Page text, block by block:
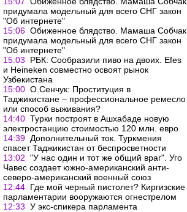
придумала модельный для всего СНГ закон
"Об интернете"
15:06 Обиженное блядство. Мамаша Собчак
придумала модельный для всего СНГ закон
"Об интернете"
15:03
РБК: Сообразили пиво на двоих. Efes
и Heineken совместно освоят рынок
Узбекистана
15:00 О.Сенчук: Проституция в
Таджикистане – профессиональное ремесло
или способ выживания?
14:40 Турки построят в Ашхабаде новую
электростанцию стоимостью 120 млн. евро
14:39 Дополнительный ток. Туркмения
спасет Таджикистан от беспросветности
13:02 "У нас один и тот же общий враг". Уго
Чавес создает южно-американский анти-
северо-американский военный союз
12:44 Где мой черный пистолет? Киргизские
парламентарии вооружаются огнестрелом
12:33 У экс-спикера парламента